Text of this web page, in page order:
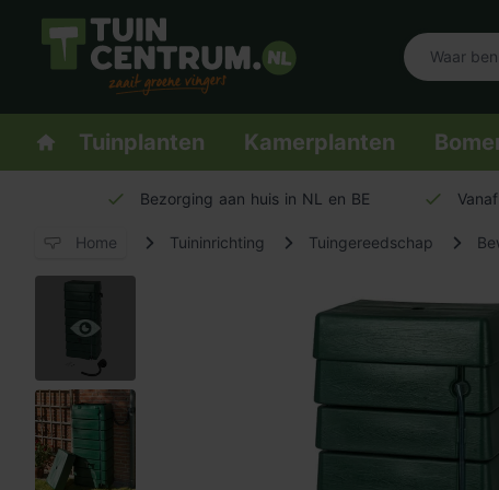
Logo Tuincentrum.nl
Homepage
Tuinplanten Kamerplanten
Bezorging aan huis in NL en BE
Home Tuininrichting Tuingereedschap